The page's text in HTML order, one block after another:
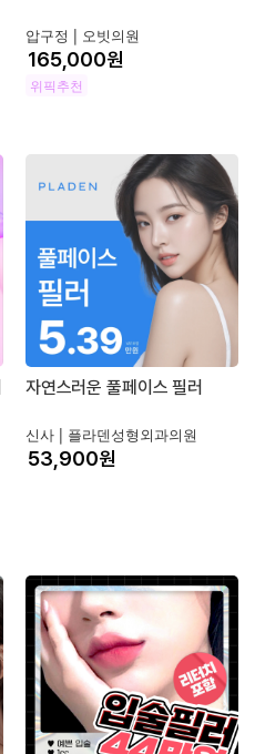
압구정 | 오빗의원
원
위픽추천
자연스러운 풀페이스 필러
신사 | 플라덴성형외과의원
원